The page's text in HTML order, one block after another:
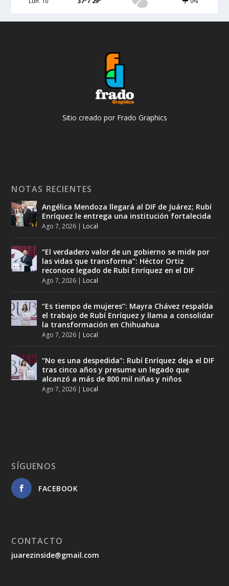
Sitio creado por Frado Graphics
NOTAS RECIENTES
Angélica Mendoza llegará al DIF de Juárez; Rubí
Enríquez le entrega una institución fortalecida
Ago 7, 2026 | Local
“El verdadero valor de un gobierno se mide por
las vidas que transforma”: Héctor Ortiz
reconoce legado de Rubí Enríquez en el DIF
Ago 7, 2026 | Local
“Es tiempo de mujeres”: Mayra Chávez respalda
el trabajo de Rubí Enríquez y llama a consolidar
la transformación en Chihuahua
Ago 7, 2026 | Local
“No es una despedida”: Rubí Enríquez deja el DIF
tras cinco años y presume un legado que
alcanzó a más de 800 mil niñas y niños
Ago 7, 2026 | Local
SÍGUENOS
FACEBOOK
CONTACTO
juarezinside@gmail.com